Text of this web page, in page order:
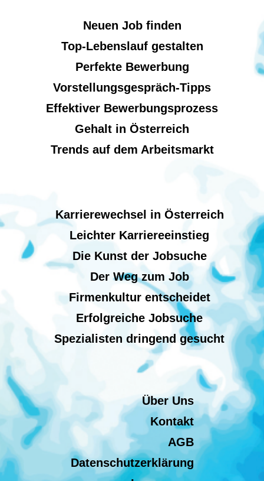
Neuen Job finden
Top-Lebenslauf gestalten
Perfekte Bewerbung
Vorstellungsgespräch-Tipps
Effektiver Bewerbungsprozess
Gehalt in Österreich
Trends auf dem Arbeitsmarkt
Karrierewechsel in Österreich
Leichter Karriereeinstieg
Die Kunst der Jobsuche
Der Weg zum Job
Firmenkultur entscheidet
Erfolgreiche Jobsuche
Spezialisten dringend gesucht
Über Uns
Kontakt
AGB
Datenschutzerklärung